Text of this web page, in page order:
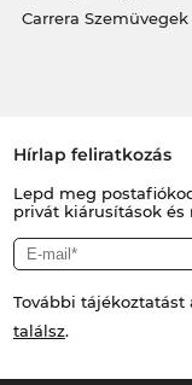
Carrera Szemüvegek
Hírlap feliratkozás
Lepd meg
privát kiárusítások és
További tájékoztatást
találsz.